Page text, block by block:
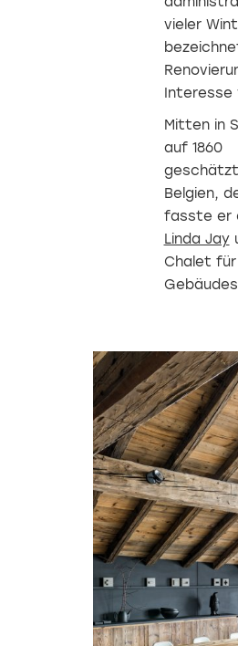
vieler
Interesse
Mitten in
auf 1860
Belgien,
fasste er
Linda Jay
Chalet